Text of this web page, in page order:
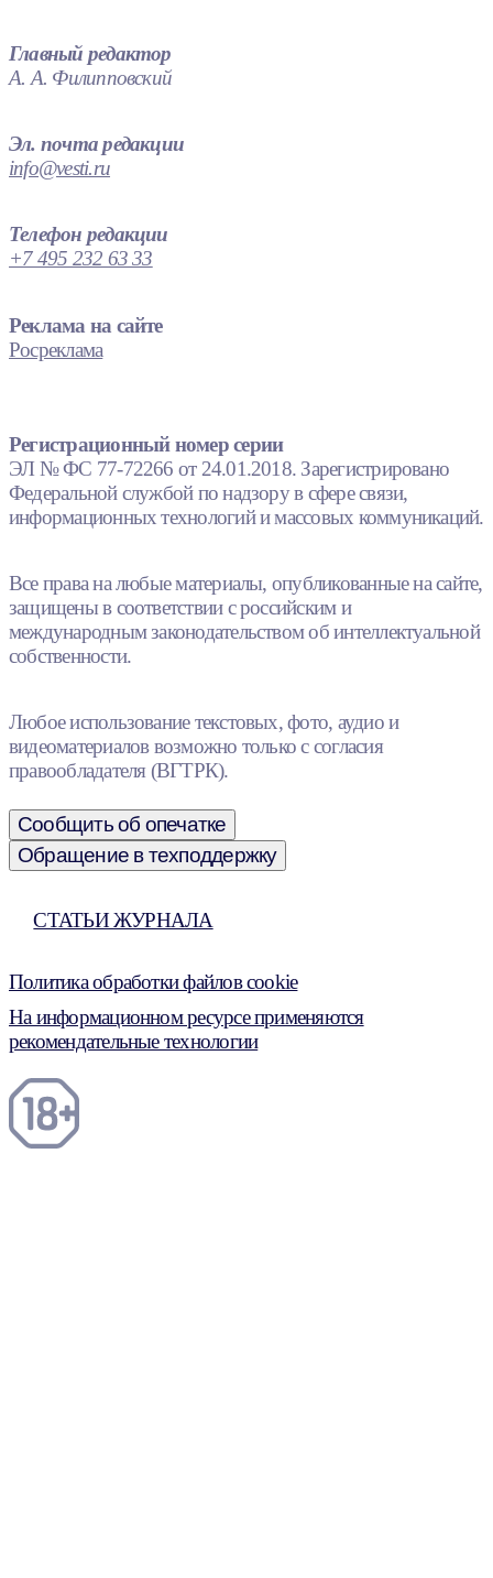
Главный редактор
А. А. Филипповский
Эл. почта редакции
info@vesti.ru
Телефон редакции
+7 495 232 63 33
Реклама на сайте
Росреклама
Регистрационный номер серии
ЭЛ № ФС 77-72266 от 24.01.2018. Зарегистрировано
Федеральной службой по надзору в сфере связи,
информационных технологий и массовых коммуникаций.
Все права на любые материалы, опубликованные на сайте,
защищены в соответствии с российским и
международным законодательством об интеллектуальной
собственности.
Любое использование текстовых, фото, аудио и
видеоматериалов возможно только с согласия
правообладателя (ВГТРК).
Сообщить об опечатке
Обращение в техподдержку
СТАТЬИ ЖУРНАЛА
Политика обработки файлов cookie
На информационном ресурсе применяются
рекомендательные технологии